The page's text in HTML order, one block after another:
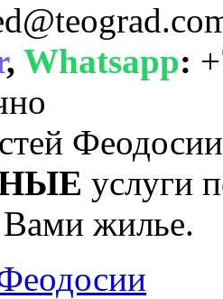
, Whatsapp:
услуги
жилье.